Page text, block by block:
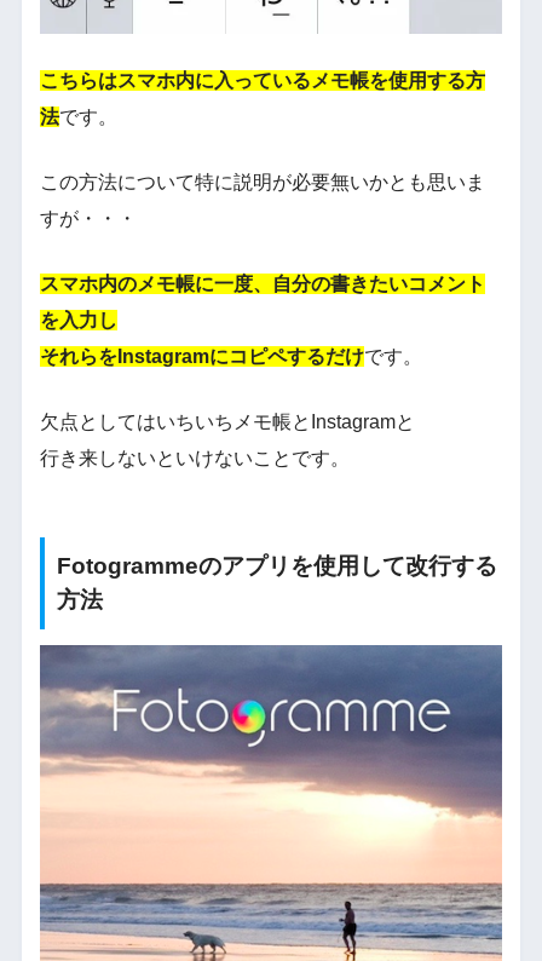
こちらはスマホ内に入っているメモ帳を使用する方
法です。
この方法について特に説明が必要無いかとも思いま
すが・・・
スマホ内のメモ帳に一度、自分の書きたいコメント
を入力し
それらをInstagramにコピペするだけです。
欠点としてはいちいちメモ帳とInstagramと
行き来しないといけないことです。
Fotogrammeのアプリを使用して改行する
方法